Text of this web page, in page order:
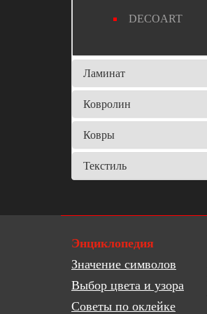
DECOART
Ламинат
Ковролин
Ковры
Текстиль
Энциклопедия
Значение символов
Выбор цвета и узора
Советы по оклейке